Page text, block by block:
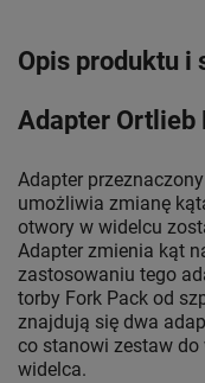
Opis produktu i
Adapter Ortlieb
Adapter
umożliwia zmianę
otwory w widelcu
Adapter zmienia kąt
zastosowaniu tego
torby Fork Pack od
znajdują się dwa
co stanowi zestaw
widelca.